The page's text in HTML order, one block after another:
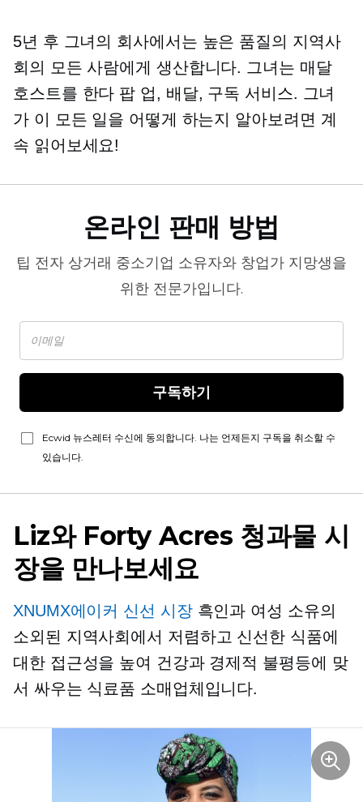
5년 후 그녀의 회사에서는 높은 품질의 지역사
회의 모든 사람에게 생산합니다. 그녀는 매달
호스트를 한다 팝 업, 배달, 구독 서비스. 그녀
가 이 모든 일을 어떻게 하는지 알아보려면 계
속 읽어보세요!
온라인 판매 방법
팁 전자 상거래 중소기업 소유자와 창업가 지망생을
위한 전문가입니다.
구독하기
Ecwid 뉴스레터 수신에 동의합니다. 나는 언제든지 구독을 취소할 수
있습니다.
Liz와 Forty Acres 청과물 시
장을 만나보세요
XNUMX에이커 신선 시장흑인과 여성 소유의
소외된 지역사회에서 저렴하고 신선한 식품에
대한 접근성을 높여 건강과 경제적 불평등에 맞
서 싸우는 식료품 소매업체입니다.